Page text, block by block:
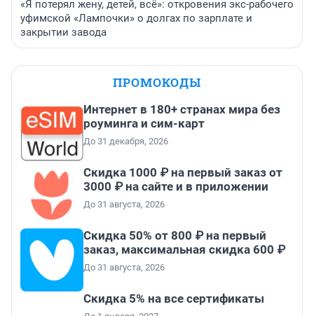
«Я потерял жену, детей, всё»: откровения экс-рабочего
уфимской «Лампочки» о долгах по зарплате и
закрытии завода
ПРОМОКОДЫ
Интернет в 180+ странах мира без
роуминга и сим-карт
До 31 декабря, 2026
Скидка 1000 ₽ на первый заказ от
3000 ₽ на сайте и в приложении
До 31 августа, 2026
Скидка 50% от 800 ₽ на первый
заказ, максимальная скидка 600 ₽
До 31 августа, 2026
Скидка 5% на все сертификаты